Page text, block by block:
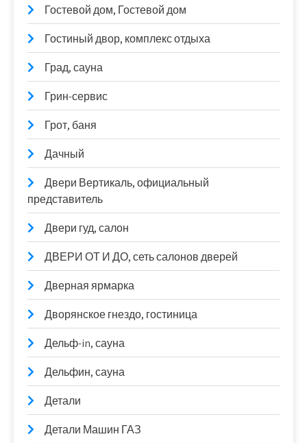
Гостевой дом, Гостевой дом
Гостиный двор, комплекс отдыха
Град, сауна
Грин-сервис
Грот, баня
Дачный
Двери Вертикаль, официальный
представитель
Двери гуд, салон
ДВЕРИ ОТ И ДО, сеть салонов дверей
Дверная ярмарка
Дворянское гнездо, гостиница
Дельф-in, сауна
Дельфин, сауна
Детали
Детали Машин ГАЗ